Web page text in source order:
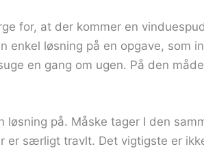
for, at der kommer en
enkel løsning på en opgave, som
en gang om ugen. På den
på. Måske tager I den
er særligt travlt. Det vigtigste er